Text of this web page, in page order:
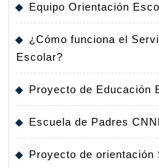
Equipo Orientación
¿Cómo funciona el
Escolar?
Proyecto de Educación
Escuela de Padres
Proyecto de orientación